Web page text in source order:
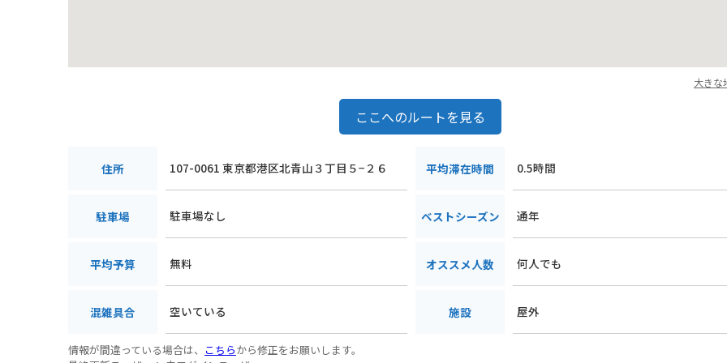
大きな
ここへのルートを見る
住所 107-0061 東京都港区北青山３丁目５−２６ 平均滞在時間 0.5時間
駐車場 駐車場なし ベストシーズン 通年
平均予算 無料 オススメ人数 何人でも
混雑具合 空いている 施設 屋外
情報が間違っている場合は、 こちらから修正をお願いします。